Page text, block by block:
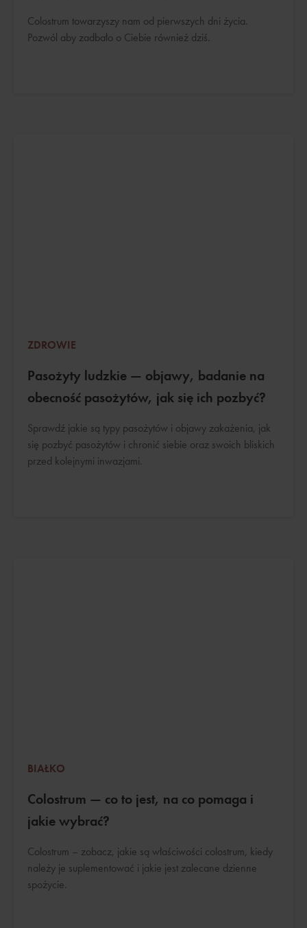
Colostrum towarzyszy nam od pierwszych dni życia.
Pozwól aby zadbało o Ciebie również dziś.
ZDROWIE
Pasożyty ludzkie — objawy, badanie na
obecność pasożytów, jak się ich pozbyć?
Sprawdź jakie są typy pasożytów i objawy zakażenia, jak
się pozbyć pasożytów i chronić siebie oraz swoich bliskich
przed kolejnymi inwazjami.
BIAŁKO
Colostrum — co to jest, na co pomaga i
jakie wybrać?
Colostrum – zobacz, jakie są właściwości colostrum, kiedy
należy je suplementować i jakie jest zalecane dzienne
spożycie.